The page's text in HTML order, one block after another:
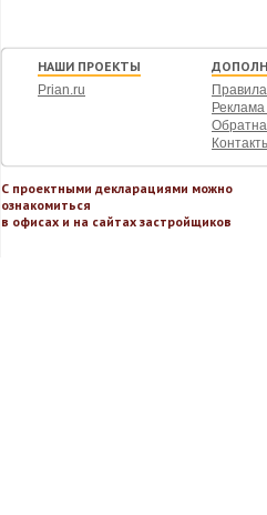
НАШИ ПРОЕКТЫ
Prian.ru
С проектными декларациями можно
ознакомиться
в офисах и на сайтах застройщиков